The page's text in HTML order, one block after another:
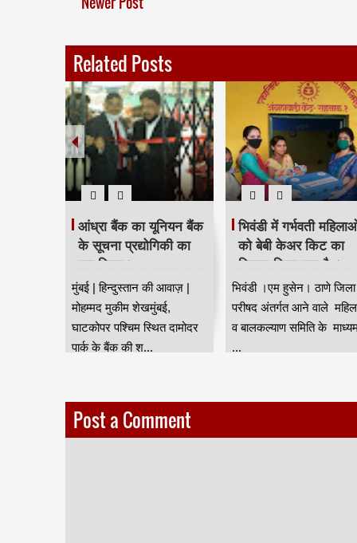
Related Posts
आंध्रा बैंक का यूनियन बैंक
के सूचना प्रद्योगिकी का
हुवा विलय।
मुंबई | हिन्दुस्तान की आवाज़ |
मोहम्मद मुकीम शेखमुंबई,
घाटकोपर पश्चिम स्थित दामोदर
पार्क के बैंक की श...
भिवंडी में गर्भवती
को बेबी केअर किट का
वितरण किया गया है ।
भिवंडी ।एम हुसेन। ठाणे जिला
परीषद अंतर्गत आने वाले
व बालकल्याण समिति के
...
Post a Comment